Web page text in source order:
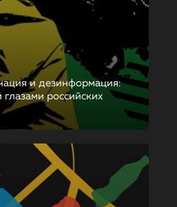
и дезинформация:
российских